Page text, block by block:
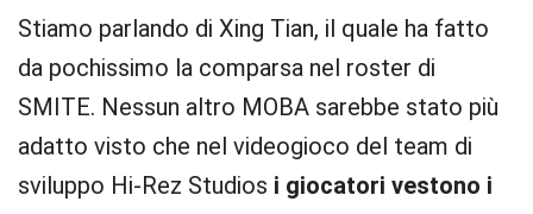
Stiamo parlando di Xing Tian, il quale ha fatto
da pochissimo la comparsa nel roster di
SMITE. Nessun altro MOBA sarebbe stato più
adatto visto che nel videogioco del team di
sviluppo Hi-Rez Studios i giocatori vestono i